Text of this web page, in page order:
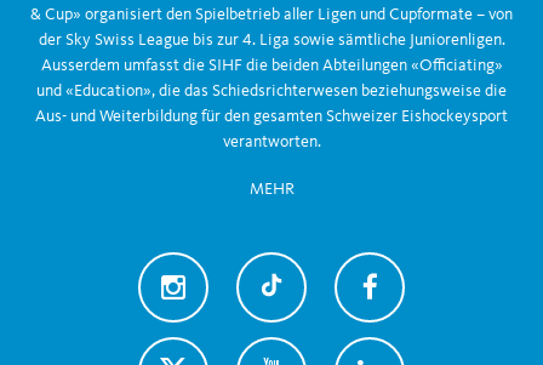
& Cup» organisiert den Spielbetrieb aller Ligen und Cupformate – von
der Sky Swiss League bis zur 4. Liga sowie sämtliche Juniorenligen.
Ausserdem umfasst die SIHF die beiden Abteilungen «Officiating»
und «Education», die das Schiedsrichterwesen beziehungsweise die
Aus- und Weiterbildung für den gesamten Schweizer Eishockeysport
verantworten.
MEHR